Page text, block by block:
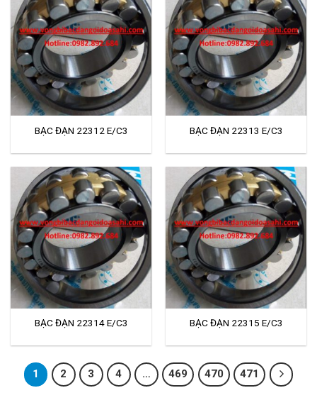
BẠC ĐẠN 22312 E/C3 BẠC ĐẠN 22313 E/C3
BẠC ĐẠN 22314 E/C3 BẠC ĐẠN 22315 E/C3
1 2 3 4 … 469 470 471